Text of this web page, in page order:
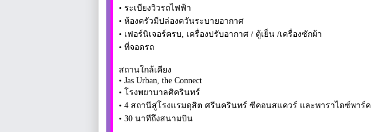
• ระเบียงวิวรถไฟฟ้า
• ห้องครัวมีปล่องควันระบายอากาศ
• เฟอร์นิเจอร์ครบ, เครื่องปรับอากาศ / ตู้เย็น /เครื่องซักผ้า
• ที่จอดรถ
สถานใกล้เคียง
• Jas Urban, the Connect
• โรงพยาบาลศิครินทร์
• 4 สถานีสู่โรงแรมดุสิต ศรีนครินทร์ ซีคอนสแควร์ และพาราไดซ์พาร์ค
• 30 นาทีถึงสนามบิน